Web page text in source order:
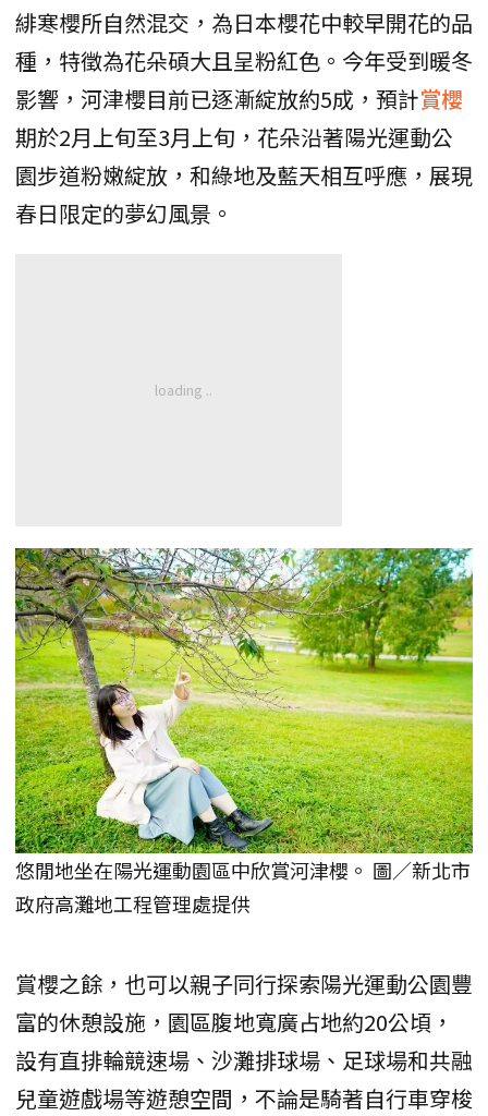
緋寒櫻所自然混交，為日本櫻花中較早開花的品
種，特徵為花朵碩大且呈粉紅色。今年受到暖冬
影響，河津櫻目前已逐漸綻放約5成，預計賞櫻
期於2月上旬至3月上旬，花朵沿著陽光運動公
園步道粉嫩綻放，和綠地及藍天相互呼應，展現
春日限定的夢幻風景。
悠閒地坐在陽光運動園區中欣賞河津櫻。 圖／新北市
政府高灘地工程管理處提供
賞櫻之餘，也可以親子同行探索陽光運動公園豐
富的休憩設施，園區腹地寬廣占地約20公頃，
設有直排輪競速場、沙灘排球場、足球場和共融
兒童遊戲場等遊憩空間，不論是騎著自行車穿梭